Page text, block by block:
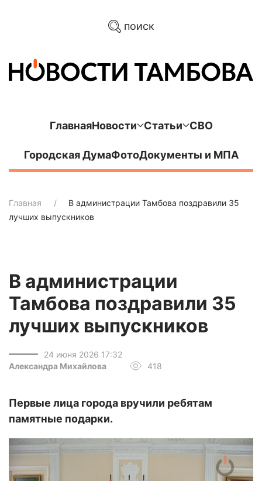
поиск
ГлавнаяНовости Статьи СВО
Городская ДумаФотоДокументы и МПА
Главная
В администрации Тамбова поздравили 35
лучших выпускников
В администрации
Тамбова поздравили 35
лучших выпускников
24 июня 2026 17:32
Александра Михайлова
418
Первые лица города вручили ребятам
памятные подарки.